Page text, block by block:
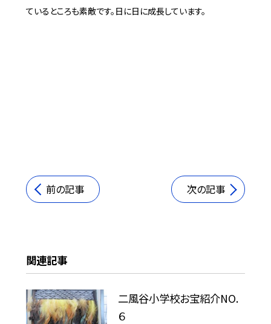
ているところも素敵です。日に日に成長しています。
前の記事 次の記事
関連記事
二風谷小学校お宝紹介NO.
６